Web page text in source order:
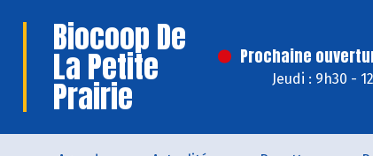
Biocoop De
La Petite
Prairie
Prochaine
Jeudi : 9h30 -